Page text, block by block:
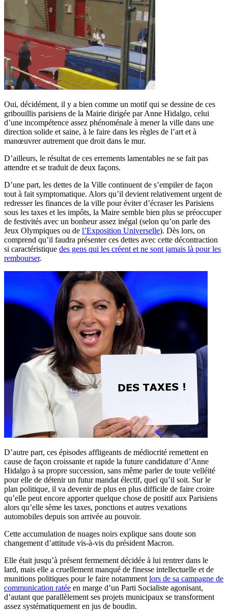
Oui, décidément, il y a bien comme un motif qui se dessine de ces
gribouillis parisiens de la Mairie dirigée par Anne Hidalgo, celui
d’une incompétence assez phénoménale à mener la ville dans une
direction solide et saine, à le faire dans les règles de l’art et à
manœuvrer autrement que droit dans le mur.
D’ailleurs, le résultat de ces errements lamentables ne se fait pas
attendre et se traduit de deux façons.
D’une part, les dettes de la Ville continuent de s’empiler de façon
tout à fait symptomatique. Alors qu’il devient relativement urgent de
redresser les finances de la ville pour éviter d’écraser les Parisiens
sous les taxes et les impôts, la Maire semble bien plus se préoccuper
de festivités avec un bonheur assez inégal (selon qu’on parle des
Jeux Olympiques ou de l’Exposition Universelle). Dès lors, on
comprend qu’il faudra présenter ces dettes avec cette décontraction
si caractéristique des gens qui les créent et ne sont jamais là pour les
rembourser.
D’autre part, ces épisodes affligeants de médiocrité remettent en
cause de façon croissante et rapide la future candidature d’Anne
Hidalgo à sa propre succession, sans même parler de toute velléité
pour elle de détenir un futur mandat électif, quel qu’il soit. Sur le
plan politique, il va devenir de plus en plus difficile de faire croire
qu’elle peut encore apporter quelque chose de positif aux Parisiens
alors qu’elle sème les taxes, ponctions et autres vexations
automobiles depuis son arrivée au pouvoir.
Cette accumulation de nuages noirs explique sans doute son
changement d’attitude vis-à-vis du président Macron.
Elle était jusqu’à présent fermement décidée à lui rentrer dans le
lard, mais elle a cruellement manqué de finesse intellectuelle et de
munitions politiques pour le faire notamment lors de sa campagne de
communication ratée en marge d’un Parti Socialiste agonisant,
d’autant que parallèlement ses projets municipaux se transforment
assez systématiquement en jus de boudin.